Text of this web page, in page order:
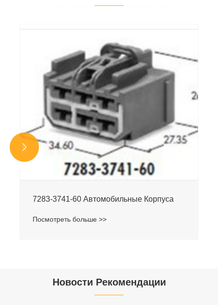
7283-3741-60 Автомобильные Корпуса
Посмотреть больше >>


Новости Рекомендации